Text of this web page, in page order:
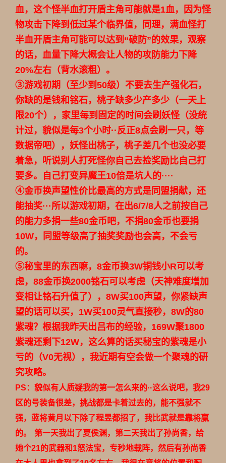
血，这个怪半血打开盾主角可能就是1血，因为怪
物攻击下降到低过某个临界值，同理，满血怪打
半血开盾主角可能可以达到“破防”的效果，观察
的话，血量下降大概会让人物的攻防能力下降
20%左右（背水滚粗）。
③游戏初期（至少到50级）不要去生产强化石，
你缺的是钱和铭石，桃子缺多少产多少（一天上
限20个），家里每到固定的时间会刷妖怪（没统
计过，貌似是每3个小时··反正8点会刷一只，等
数据帝吧），妖怪出桃子，桃子差几个也没必要
着急，听说别人打死怪你自己去捡奖励比自己打
要多。自己打变异魔王10倍是坑人的····
④金币换声望性价比最高的方式是同盟捐献，还
能抽奖···所以游戏初期，在出6/7/8人之前按自己
的能力多捐一些80金币吧，不捐80金币也要捐
10W，同盟等级高了抽奖奖励也会高，不会亏
的。
⑤秘宝里的东西嘛，8金币换3W铜钱小R可以考
虑，88金币换2000铭石可以考虑（天神难度增加
变相让铭石升值了），8W买100声望，你紧缺声
望的话可以买，1W买100灵气直接秒，8W的80
紫魂？根据我昨天出吕布的经验，169W聚1800
紫魂还剩下12W，这么算的话买秘宝的紫魂是小
亏的（V0无视），我近期有空会做一个聚魂的研
究攻略。
PS：貌似有人质疑我的第一怎么来的··这么说吧，我29
区的号装备很差，挑战都是卡着过去的，能不强就不
强，蓝将黄月以下除了程昱都招了，我比武就是靠将赢
的。
第一天我出了夏侯渊，第二天我出了孙尚香，给
她个21的武器和1怒法宝，专秒地载阵，然后有孙尚香